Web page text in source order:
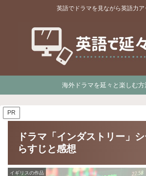
英語でドラマを見ながら英語力ア
海外ドラマを延々と楽しむ方
PR
ドラマ「インダストリー」
らすじと感想
イギリスの作品